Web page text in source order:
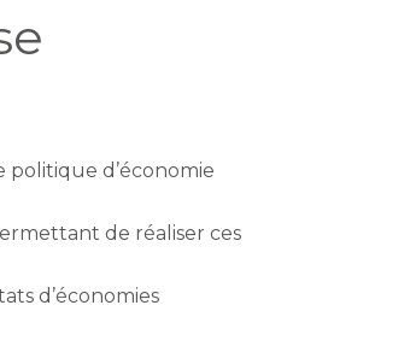
politique d’économie
de réaliser ces
d’économies